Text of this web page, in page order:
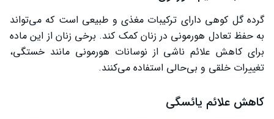
گرده گل کوهی دارای ترکیبات مغذی و طبیعی است که می‌تواند
به حفظ تعادل هورمونی در زنان کمک کند. برخی زنان از این ماده
برای کاهش علائم ناشی از نوسانات هورمونی مانند خستگی،
تغییرات خلقی و بی‌حالی استفاده می‌کنند.
کاهش علائم یائسگی